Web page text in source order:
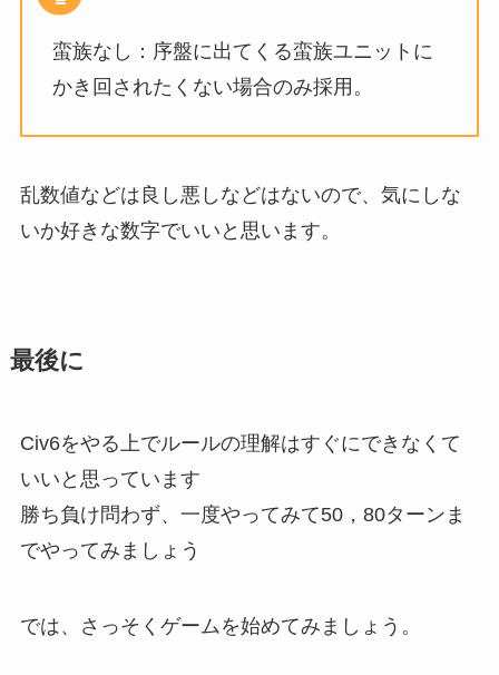
蛮族なし：序盤に出てくる蛮族ユニットに
かき回されたくない場合のみ採用。
乱数値などは良し悪しなどはないので、気にしな
いか好きな数字でいいと思います。
最後に
Civ6をやる上でルールの理解はすぐにできなくて
いいと思っています
勝ち負け問わず、一度やってみて50，80ターンま
でやってみましょう
では、さっそくゲームを始めてみましょう。